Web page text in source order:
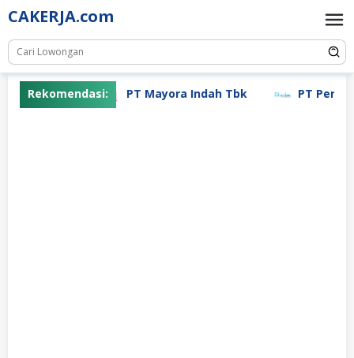
Skip
to
content
CAKERJA.com
Rekomendasi: PT Mayora Indah Tbk PT Pertiwi